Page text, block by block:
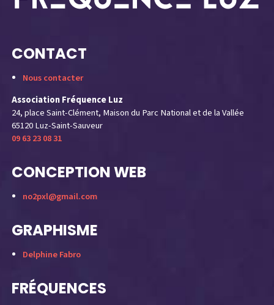
CONTACT
Nous contacter
Association Fréquence Luz
24, place Saint-Clément, Maison du Parc National et de la Vallée
65120 Luz-Saint-Sauveur
09 63 23 08 31
CONCEPTION WEB
no2pxl@gmail.com
GRAPHISME
Delphine Fabro
FRÉQUENCES